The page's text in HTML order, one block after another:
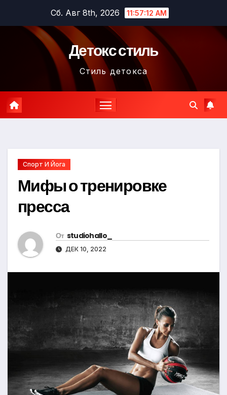
содержимому
Сб. Авг 8th, 2026 11:57:14 AM
Детокс стиль
Стиль детокса
Спорт И Йога
Мифы о тренировке
пресса
От studiohallo_
ДЕК 10, 2022